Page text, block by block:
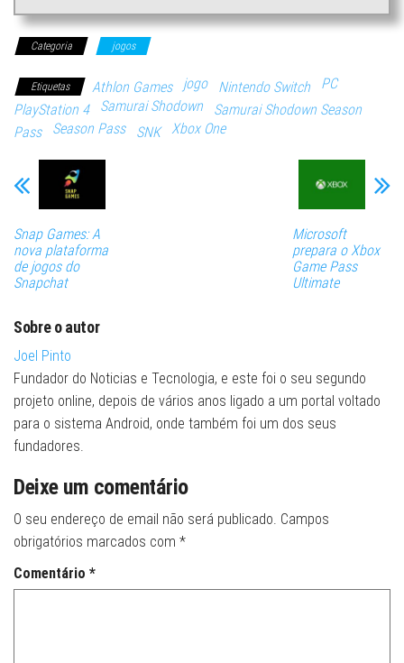
Categoria jogos
Etiquetas Athlon Games jogo Nintendo Switch
PC
PlayStation 4
Samurai Shodown
Samurai Shodown Season
Pass
Season Pass SNK Xbox One
Snap Games: A
nova plataforma
de jogos do
Snapchat
Microsoft
prepara o Xbox
Game Pass
Ultimate
Sobre o autor
Joel Pinto
Fundador do Noticias e Tecnologia, e este foi o seu segundo
projeto online, depois de vários anos ligado a um portal voltado
para o sistema Android, onde também foi um dos seus
fundadores.
Deixe um comentário
O seu endereço de email não será publicado. Campos
obrigatórios marcados com *
Comentário *